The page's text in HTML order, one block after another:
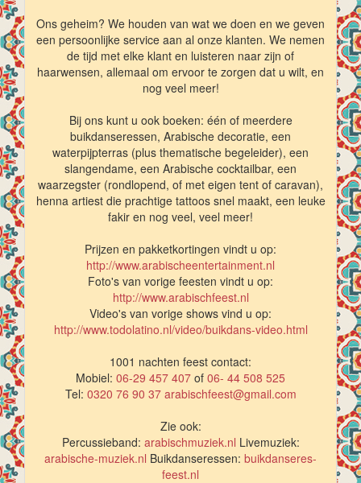
Ons geheim? We houden van wat we doen en we geven
een persoonlijke service aan al onze klanten. We nemen
de tijd met elke klant en luisteren naar zijn of
haarwensen, allemaal om ervoor te zorgen dat u wilt, en
nog veel meer!
Bij ons kunt u ook boeken: één of meerdere
buikdanseressen, Arabische decoratie, een
waterpijpterras (plus thematische begeleider), een
slangendame, een Arabische cocktailbar, een
waarzegster (rondlopend, of met eigen tent of caravan),
henna artiest die prachtige tattoos snel maakt, een leuke
fakir en nog veel, veel meer!
Prijzen en pakketkortingen vindt u op:
http://www.arabischeentertainment.nl
Foto's van vorige feesten vindt u op:
http://www.arabischfeest.nl
Video's van vorige shows vind u op:
http://www.todolatino.nl/video/buikdans-video.html
1001 nachten feest contact:
Mobiel: 06-29 457 407 of 06- 44 508 525
Tel: 0320 76 90 37 arabischfeest@gmail.com
Zie ook:
Percussieband: arabischmuziek.nl Livemuziek:
arabische-muziek.nl Buikdanseressen: buikdanseres-
feest.nl